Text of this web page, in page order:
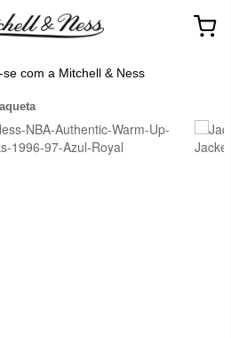
com a Mitchell & Ness